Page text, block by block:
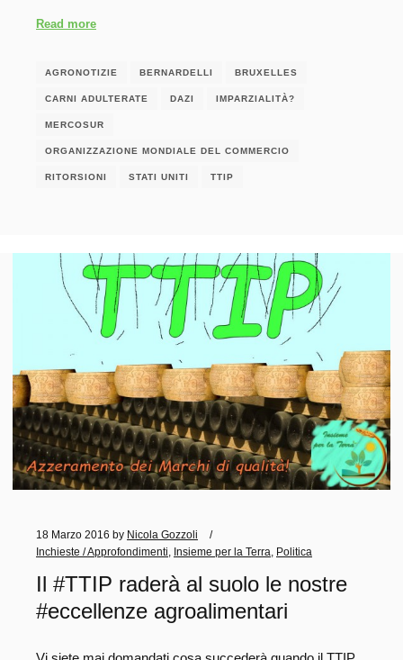
Read more
AGRONOTIZIE BERNARDELLI BRUXELLES
CARNI ADULTERATE DAZI IMPARZIALITÀ?
MERCOSUR
ORGANIZZAZIONE MONDIALE DEL COMMERCIO
RITORSIONI STATI UNITI TTIP
18 Marzo 2016 by Nicola Gozzoli
Inchieste / Approfondimenti
Insieme per la Terra Politica
Il #TTIP raderà al suolo le nostre
#eccellenze agroalimentari